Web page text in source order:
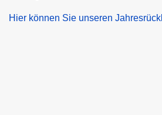
Hier können Sie unseren